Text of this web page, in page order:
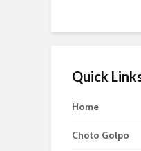
Quick
Home
Choto Golpo